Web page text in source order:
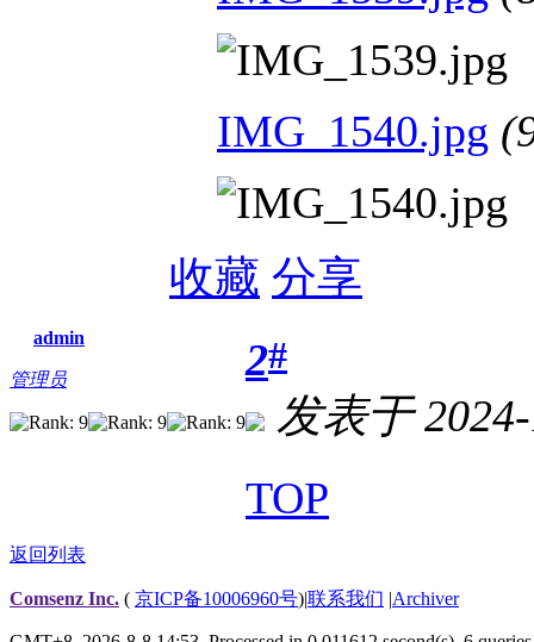
IMG_1540.jpg
收藏 分享
admin
管理员 2#
发表于
TOP
返回列表
Comsenz Inc. ( 京ICP备10006960号)|联系我们 |Archiver